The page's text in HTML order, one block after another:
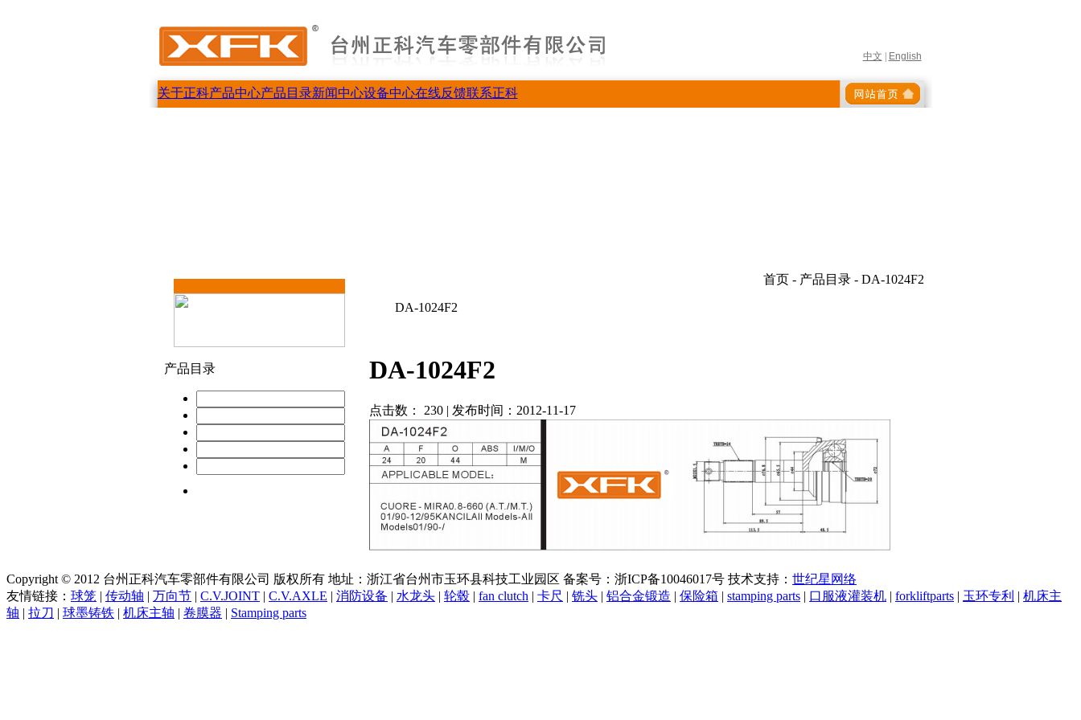
中文 English
关于正科产品中心产品目录新闻中心设备中心在线反馈联系正科
产品目录
首页 - 产品目录 - DA-1024F2
DA-1024F2
DA-1024F2
点击数： 230 | 发布时间：2012-11-17
Copyright © 2012 台州正科汽车零部件有限公司 版权所有 地址：浙江省台州市玉环县科技工业园区 备案号：浙ICP备10046017号 技术支持： 世纪星网络
友情链接： 球笼 | 传动轴 | 万向节 | C.V.JOINT | C.V.AXLE | 消防设备 | 水龙头 | 轮毂 | fan clutch | 卡尺 | 铣头 | 铝合金锻造 | 保险箱 | stamping parts | 口服液灌装机 | forkliftparts | 玉环专利 | 机床主
轴 | 拉刀 | 球墨铸铁 | 机床主轴 | 卷膜器 | Stamping parts